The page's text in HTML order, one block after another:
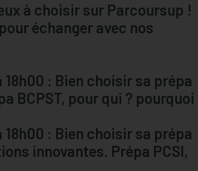
à choisir sur Parcoursup !
échanger avec nos
: Bien choisir sa prépa
BCPST, pour qui ? pourquoi
: Bien choisir sa prépa
innovantes. Prépa PCSI,